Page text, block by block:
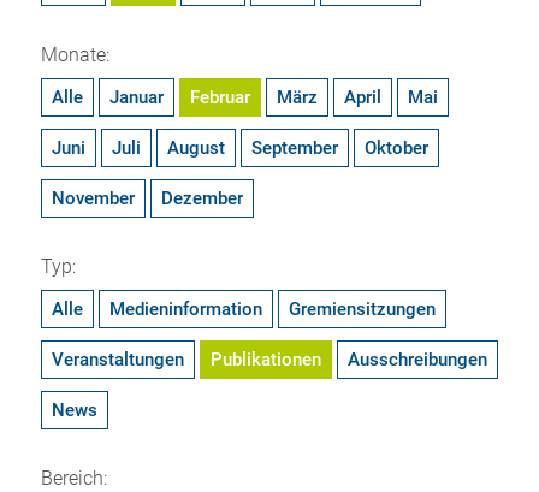
Monate:
Alle Januar Februar März April Mai
Juni Juli August September Oktober
November Dezember
Typ:
Alle Medieninformation Gremiensitzungen
Veranstaltungen Publikationen Ausschreibungen
News
Bereich: